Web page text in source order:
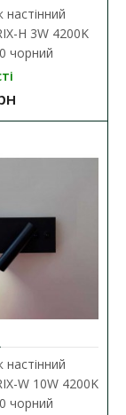
H 3W 4200K
для
настінний
H 3W 4200K
чорний
настінний
W 10W 4200K
чорний